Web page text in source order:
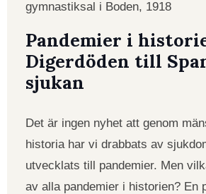
Pandemier i
Digerdöden till
sjukan
Det är ingen nyhet att genom
historia har vi drabbats av
utvecklats till pandemier. Men
av alla pandemier i historien? En